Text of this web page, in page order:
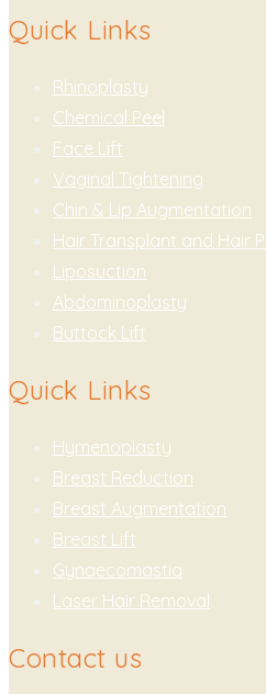
Quick Links
Rhinoplasty
Chemical Peel
Face Lift
Vaginal Tightening
Chin & Lip Augmentation
Hair Transplant and Hair
Liposuction
Abdominoplasty
Buttock Lift
Quick Links
Hymenoplasty
Breast Reduction
Breast Augmentation
Breast Lift
Gynaecomastia
Laser Hair Removal
Contact us